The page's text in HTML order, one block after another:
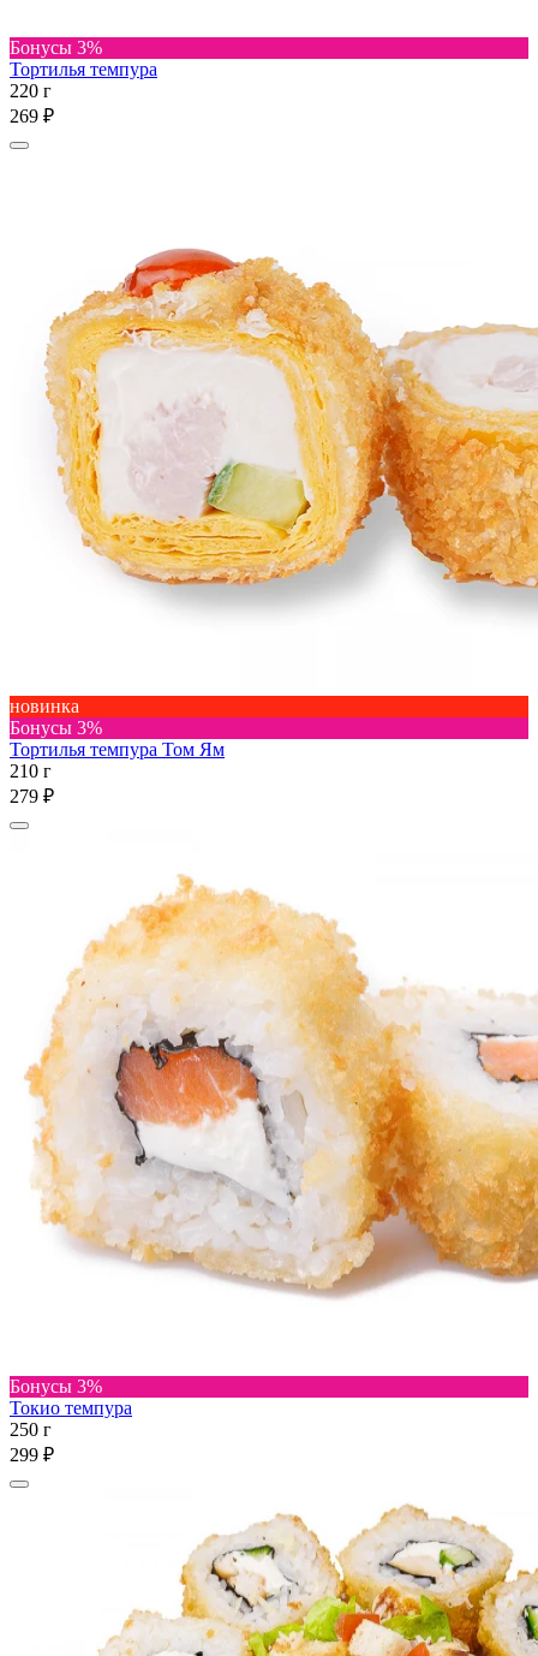
Бонусы 3%
Тортилья темпура
220 г
269 ₽
новинка
Бонусы 3%
Тортилья темпура Том Ям
210 г
279 ₽
Бонусы 3%
Токио темпура
250 г
299 ₽